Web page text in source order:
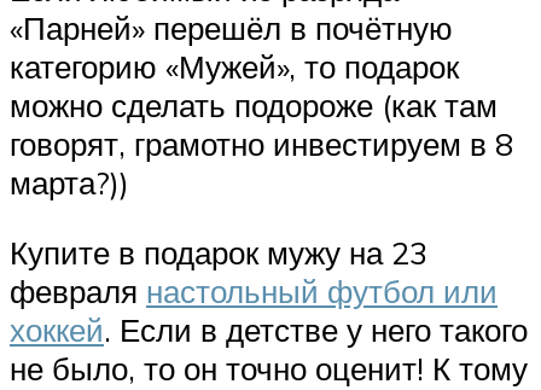
«Парней» перешёл в почётную
категорию «Мужей», то подарок
можно сделать подороже (как там
говорят, грамотно инвестируем в 8
марта?))
Купите в подарок мужу на 23
февраля настольный футбол или
хоккей. Если в детстве у него такого
не было, то он точно оценит! К тому